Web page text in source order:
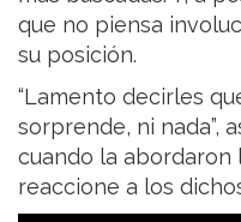
que no piensa
su posición.
“Lamento decirles
sorprende, ni nada”,
cuando la abordaron
reaccione a los